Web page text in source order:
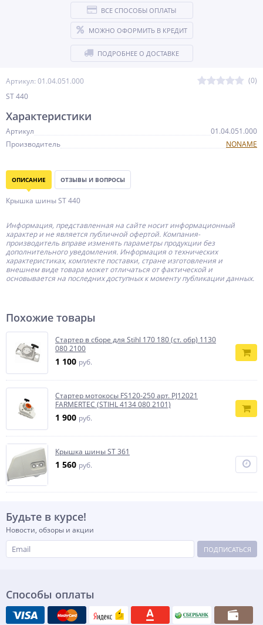
Артикул: 01.04.051.000
(0)
ST 440
ВСЕ СПОСОБЫ ОПЛАТЫ
МОЖНО ОФОРМИТЬ В КРЕДИТ
ПОДРОБНЕЕ О ДОСТАВКЕ
Характеристики
Артикул
01.04.051.000
Производитель
NONAME
ОПИСАНИЕ ОТЗЫВЫ И ВОПРОСЫ
Крышка шины ST 440
Информация, представленная на сайте носит информационный
характер и не является публичной офертой. Компания-
производитель вправе изменять параметры продукции без
дополнительного уведомления. Информация о технических
характеристиках, комплекте поставки, стране изготовления и
внешнем виде товара может отличаться от фактической и
основывается на последних доступных к моменту публикации данных.
Похожие товары
Стартер в сборе для Stihl 170 180 (ст. обр) 1130
080 2100
1 100 руб.
Стартер мотокосы FS120-250 арт. PJ12021
FARMERTEC (STIHL 4134 080 2101)
1 900 руб.
Крышка шины ST 361
1 560 руб.
Будьте в курсе!
Новости, обзоры и акции
ПОДПИСАТЬСЯ
Способы оплаты